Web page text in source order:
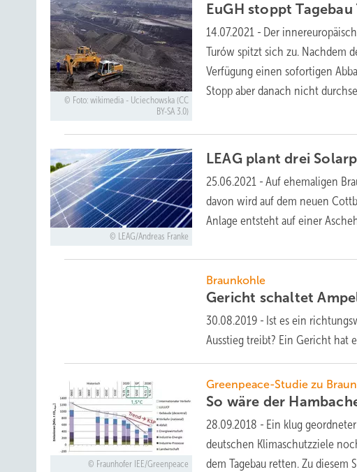
Foto: wikimedia - Uciechowska (CC
BY-SA 3.0)
EuGH stoppt Tagebau
14.07.2021 - Der
Turów spitzt sich zu. Nachdem
Verfügung einen sofortigen
Stopp aber danach nicht
LEAG/Andreas Franke
LEAG plant drei
25.06.2021 - Auf ehemaligen
davon wird auf dem neuen
Anlage entsteht auf einer
Braunkohle
Gericht schaltet
30.08.2019 - Ist es ein
Ausstieg treibt? Ein Gericht hat
Fraunhofer IEE/Greenpeace
Greenpeace-Studie zu
So wäre der
28.09.2018 - Ein klug
deutschen Klimaschutzziele
dem Tagebau retten. Zu diesem